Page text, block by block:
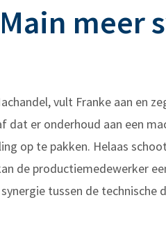
meer
vult Franke aan en
dat er onderhoud aan een
op te pakken. Helaas
de productiemedewerker
tussen de technische